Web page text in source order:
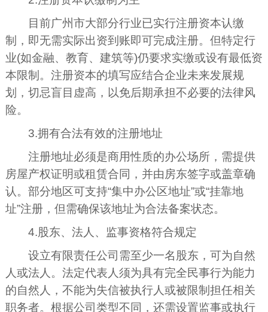
目前广州市大部分行业已实行注册资本认缴
制，即无需实际出资到账即可完成注册。但特定行
业(如金融、教育、建筑等)仍要求实缴或设有最低资
本限制。注册资本的填写应结合企业未来发展规
划，切忌盲目虚高，以免后期承担不必要的法律风
险。
3.拥有合法有效的注册地址
注册地址必须是商用性质的办公场所，需提供
房屋产权证明或租赁合同，并由房东签字或盖章确
认。部分地区可支持“集中办公区地址”或“挂靠地
址”注册，但需确保该地址为合法备案状态。
4.股东、法人、监事资格符合规定
设立有限责任公司需至少一名股东，可为自然
人或法人。法定代表人须为具有完全民事行为能力
的自然人，不能为失信被执行人或被限制担任相关
职务者。根据公司类型不同，还需设置监事或执行